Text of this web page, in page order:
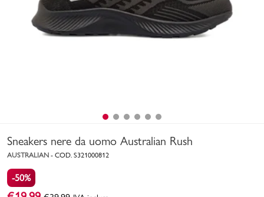
Bambino
Sneakers nere da uomo Australian Rush
AUSTRALIAN - COD. S321000812
-50%